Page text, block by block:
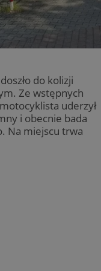
do kolizji
Ze wstępnych
uderzył
i obecnie bada
Na miejscu trwa